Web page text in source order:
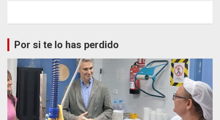
Por si te lo has perdido